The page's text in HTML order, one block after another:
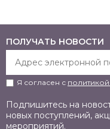
ПОЛУЧАТЬ НОВОСТИ
Я согласен с
Подпишитесь на
новых поступлений,
мероприятий.